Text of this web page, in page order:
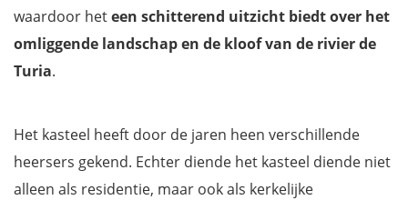
waardoor heteen schitterend uitzicht biedt over het
omliggende landschap en de kloof van de rivier de
Turia.
Het kasteel heeft door de jaren heen verschillende
heersers gekend. Echter diende het kasteel diende niet
alleen als residentie, maar ook als kerkelijke